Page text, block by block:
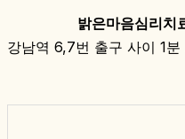
밝은마음심리치
강남역 6,7번 출구 사이 1